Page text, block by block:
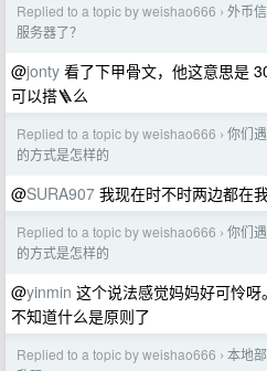
Replied to a topic by weishao666 › 外币
服务器了？
@jonty 看了下甲骨文，他这意思是
可以搭🪜么
Replied to a topic by weishao666 › 你们
的方式是怎样的
@SURA907 我现在时不时两边都在
Replied to a topic by weishao666 › 你们
的方式是怎样的
@yinmin 这个说法感觉妈妈好可怜
不知道什么是原则了
Replied to a topic by weishao666 › 本地